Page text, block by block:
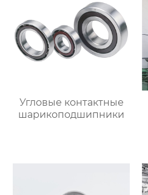
Угловые контактные
шарикоподшипники